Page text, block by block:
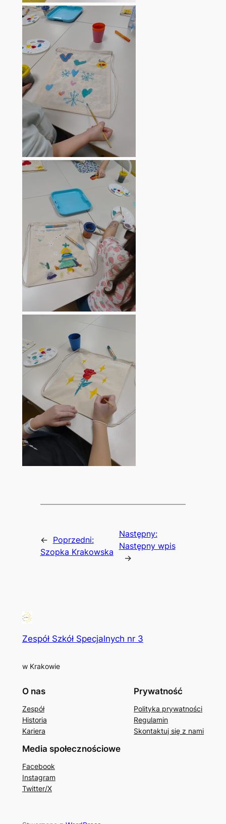
← Poprzedni:
Szopka Krakowska
Następny:
Następny wpis
→
Zespół Szkół Specjalnych nr 3
w Krakowie
O nas
Zespół
Historia
Kariera
Prywatność
Polityka prywatności
Regulamin
Skontaktuj się z nami
Media społecznościowe
Facebook
Instagram
Twitter/X